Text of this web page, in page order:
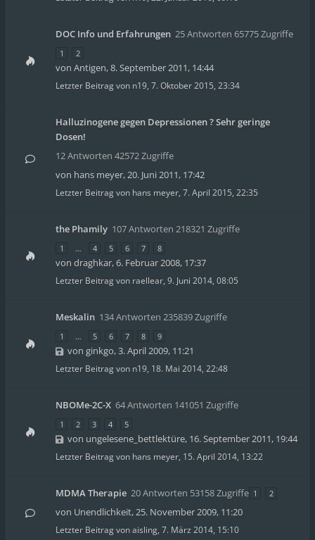
DOC Info und Erfahrungen 25 Antworten 65775 Zugriffe
1 2
von Antigen,8. September 2011, 14:44
Letzter Beitrag von n19, 7. Oktober 2015, 23:34
Halluzinogene gegen Depressionen ? Sehr geringe
Dosen!
12 Antworten 42572 Zugriffe
von hans meyer,20. Juni 2011, 17:42
Letzter Beitrag von hans meyer, 7. April 2015, 22:35
the Phamily 107 Antworten 218321 Zugriffe
1 … 4 5 6 7 8
von draghkar,6. Februar 2008, 17:37
Letzter Beitrag von raellear, 9. Juni 2014, 08:05
Meskalin 134 Antworten 235839 Zugriffe
1 … 5 6 7 8 9
von ginkgo,3. April 2009, 11:21
Letzter Beitrag von n19, 18. Mai 2014, 22:48
NBOMe-2C-X 64 Antworten 141051 Zugriffe
1 2 3 4 5
von ungelesene_bettlektüre, 16. September 2011, 19:44
Letzter Beitrag von hans meyer, 15. April 2014, 13:22
MDMA Therapie 20 Antworten 53158 Zugriffe 1 2
von Unendlichkeit,25. November 2009, 11:20
Letzter Beitrag vonaisling, 7. März 2014, 15:10